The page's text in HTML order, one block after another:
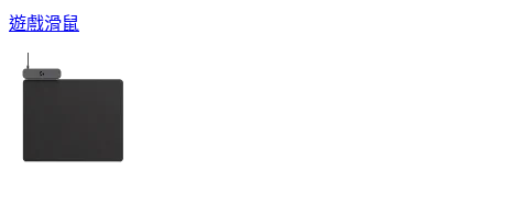
遊戲滑鼠